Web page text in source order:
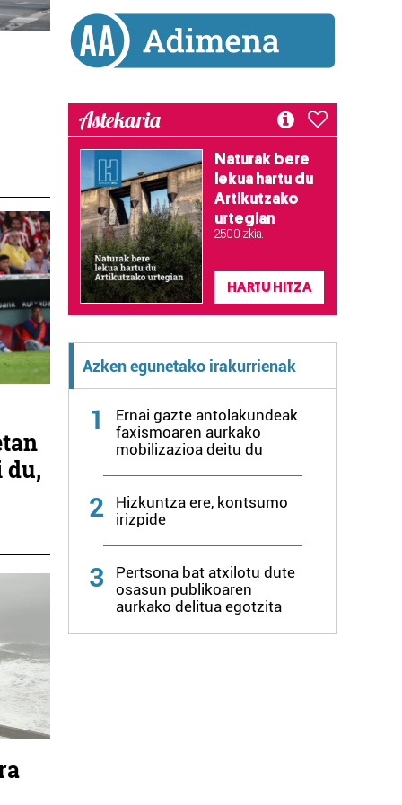
du,
Astekaria
Naturak bere
lekua hartu du
Artikutzako
urtegian
2.500 zkia.
HARTU HITZA
Azken egunetako irakurrienak
1
Ernai gazte antolakundeak
faxismoaren aurkako
mobilizazioa deitu du
2
Hizkuntza ere, kontsumo
irizpide
3
Pertsona bat atxilotu dute
osasun publikoaren
aurkako delitua egotzita